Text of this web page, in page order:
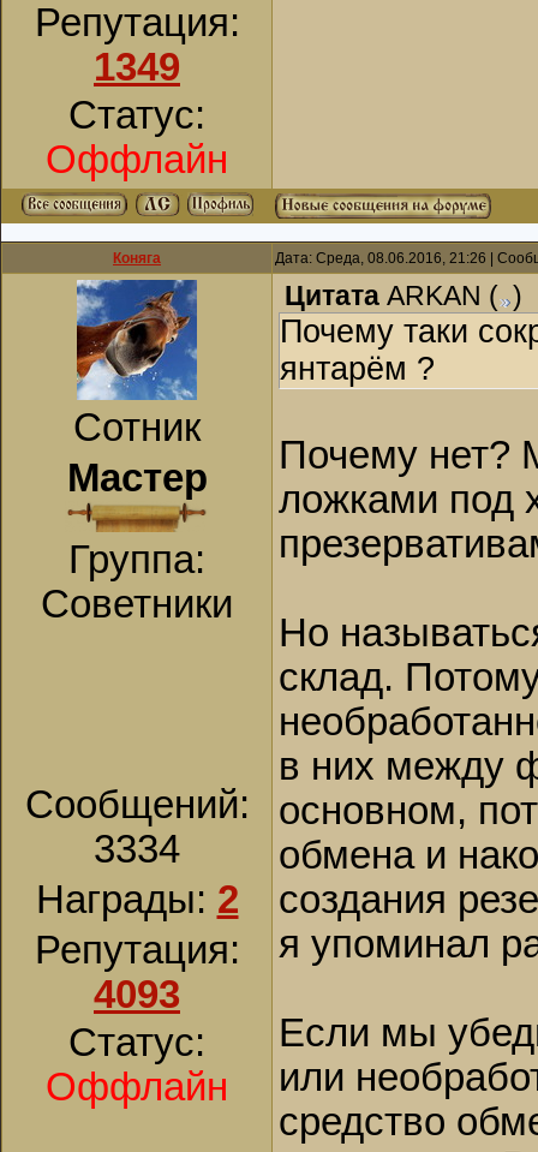
Репутация:
1349
Статус:
Оффлайн
Коняга Дата: Среда, 08.06.2016, 21:26 |
Сотник
Мастер
Группа:
Советники
Сообщений:
3334
Награды: 2
Репутация:
4093
Статус:
Оффлайн
Цитата ARKAN ( )
Почему таки
янтарём ?
Почему нет?
ложками под
Но
склад.
в них между
основном,
обмена и
создания
я упоминал
Если мы
или
средство